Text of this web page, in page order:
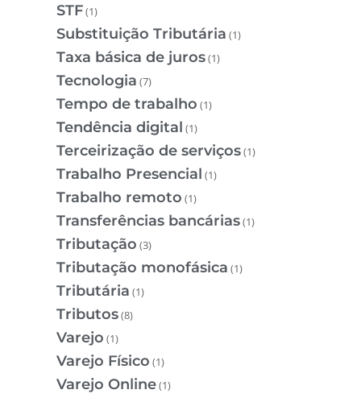
STF(1)
Substituição Tributária (1)
Taxa básica de juros(1)
Tecnologia (7)
Tempo de trabalho (1)
Tendência digital (1)
Terceirização de serviços(1)
Trabalho Presencial (1)
Trabalho remoto (1)
Transferências bancárias(1)
Tributação (3)
Tributação monofásica (1)
Tributária (1)
Tributos(8)
Varejo (1)
Varejo Físico (1)
Varejo Online(1)